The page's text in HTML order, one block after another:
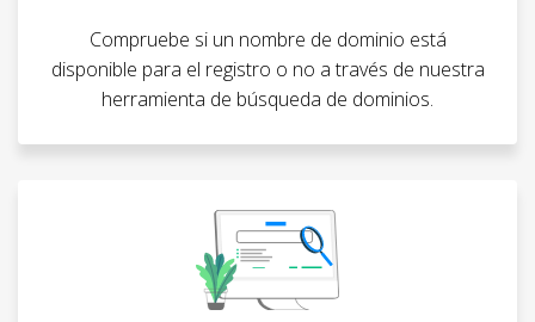
Compruebe si un nombre de dominio está
disponible para el registro o no a través de nuestra
herramienta de búsqueda de dominios.